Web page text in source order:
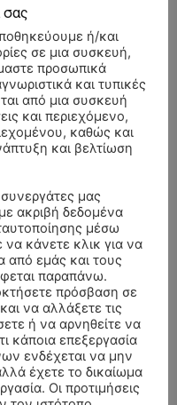
ΑΘ. ΑΡΕΤΑΣ
σας
ή/και
σε μια συσκευή,
προσωπικά
και τυπικές
από μια συσκευή
και περιεχόμενο,
καθώς και
και βελτίωση
μας
ακριβή δεδομένα
μέσω
κάνετε κλικ για να
από εμάς και τους
παραπάνω.
πρόσβαση σε
να αλλάξετε τις
ή να αρνηθείτε να
κάποια επεξεργασία
ενδέχεται να μην
έχετε το δικαίωμα
Οι προτιμήσεις